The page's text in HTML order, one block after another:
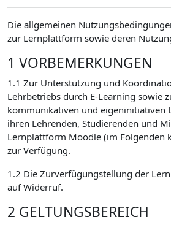
Die allgemeinen
zur Lernplattform sowie deren
1 VORBEMERKUNGEN
1.1 Zur Unterstützung und
Lehrbetriebs durch E-Learning sowie
kommunikativen und eigeninitiativen
ihren Lehrenden, Studierenden und
Lernplattform Moodle (im Folgenden
zur Verfügung.
1.2 Die Zurverfügungstellung der
auf Widerruf.
2 GELTUNGSBEREICH